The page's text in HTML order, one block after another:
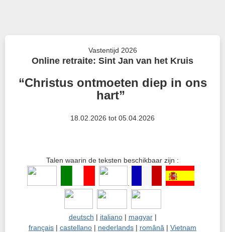
Vastentijd 2026
Online retraite: Sint Jan van het Kruis
“Christus ontmoeten diep in ons
hart”
18.02.2026 tot 05.04.2026
Talen waarin de teksten beschikbaar zijn :
deutsch | italiano| magyar|
français | castellano | nederlands | română | Vietnam